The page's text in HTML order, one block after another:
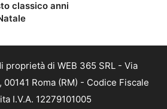
classico anni
proprietà di WEB 365 SRL - Via
00141 Roma (RM) - Codice Fiscale
I.V.A. 12279101005